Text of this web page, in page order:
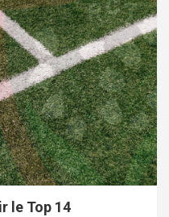
le Top 14